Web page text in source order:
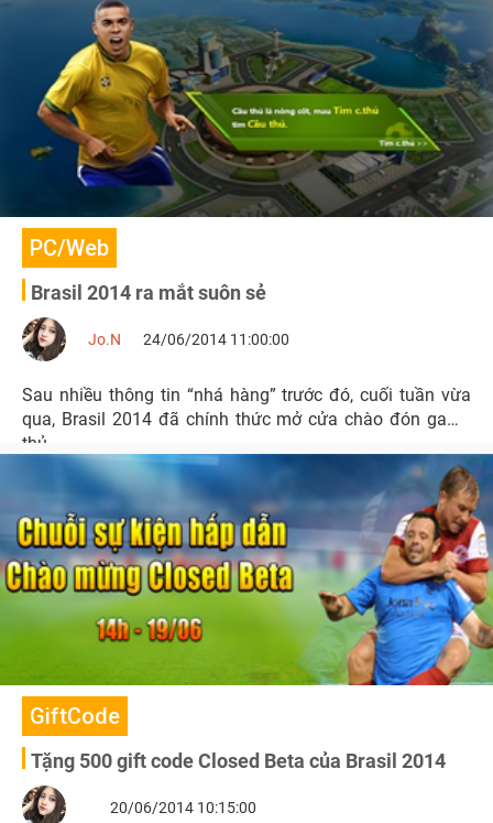
PC/Web
Brasil 2014 ra mắt suôn sẻ
Jo.N 24/06/2014 11:00:00
Sau nhiều thông tin “nhá hàng” trước đó, cuối tuần vừa
qua, Brasil 2014 đã chính thức mở cửa chào đón game
thủ.
GiftCode
Tặng 500 gift code Closed Beta của Brasil 2014
20/06/2014 10:15:00